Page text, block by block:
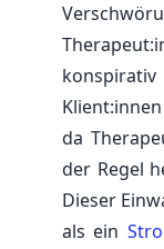
da
der Regel
Dieser
als ein